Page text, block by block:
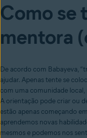
Como se
mentora
De acordo com Babayeva,
ajudar. Apenas tente se
com uma comunidade local,
A orientação pode criar ou
estão apenas começando
aprendemos novas
mesmos e podemos nos